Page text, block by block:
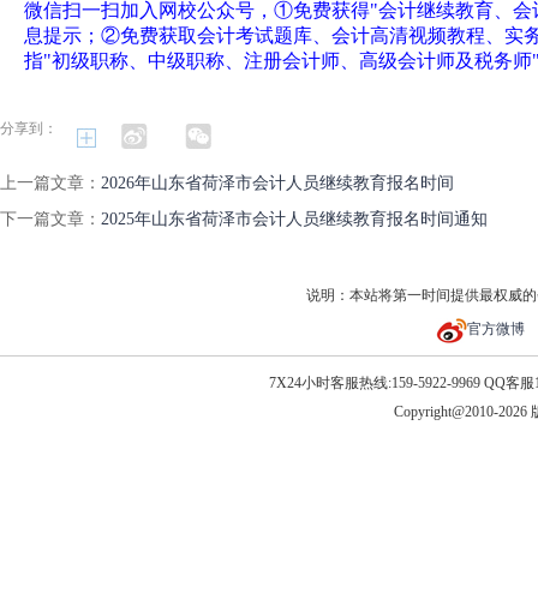
微信扫一扫加入网校公众号，①免费获得"会计继续教育、
息提示；②免费获取会计考试题库、会计高清视频教程、实
指"初级职称、中级职称、注册会计师、高级会计师及税务
分享到：
上一篇文章： 2026年山东省荷泽市会计人员继续教育报名时间
下一篇文章： 2025年山东省荷泽市会计人员继续教育报名时间通知
说明：本站将第一时间提供最权威
官方微博
7X24小时客服热线:159-5922-9969 QQ客服
Copyright@2010-2026